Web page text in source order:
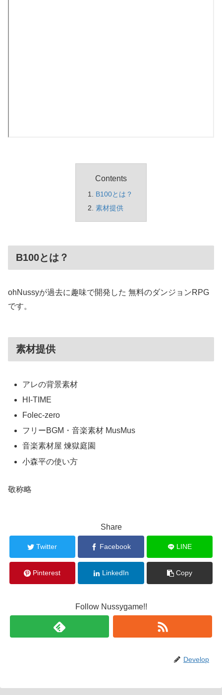
Contents
B100とは？
素材提供
B100とは？
ohNussyが過去に趣味で開発した 無料のダンジョンRPG
です。
素材提供
アレの背景素材
HI-TIME
Folec-zero
フリーBGM・音楽素材 MusMus
音楽素材屋 煉獄庭園
小森平の使い方
敬称略
Share
Twitter Facebook LINE
Pinterest LinkedIn Copy
Follow Nussygame!!
Develop